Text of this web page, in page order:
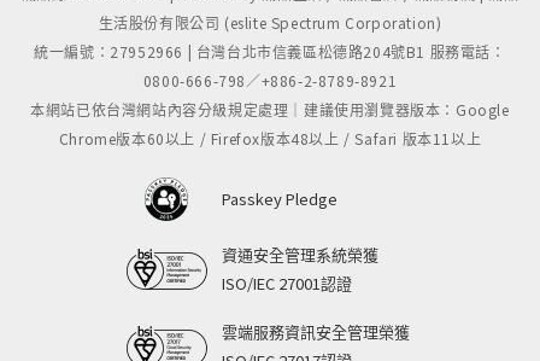
生活股份有限公司 (eslite Spectrum Corporation)
統一編號：27952966 | 台灣台北市信義區松德路204號B1 服務電話：
0800-666-798／+886-2-8789-8921
本網站已依台灣網站內容分級規定處理｜建議使用瀏覽器版本：Google
Chrome版本60以上 / Firefox版本48以上 / Safari 版本11以上
Passkey Pledge
資通安全管理系統榮獲
ISO/IEC 27001認證
雲端服務資訊安全管理榮獲